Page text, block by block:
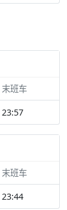
末班车
23:57
末班车
23:44